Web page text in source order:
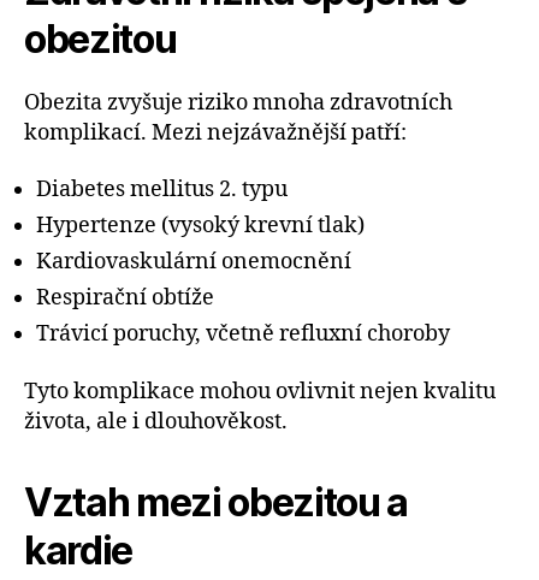
obezitou
Obezita zvyšuje riziko mnoha zdravotních
komplikací. Mezi nejzávažnější patří:
Diabetes mellitus 2. typu
Hypertenze (vysoký krevní tlak)
Kardiovaskulární onemocnění
Respirační obtíže
Trávicí poruchy, včetně refluxní choroby
Tyto komplikace mohou ovlivnit nejen kvalitu
života, ale i dlouhověkost.
Vztah mezi obezitou a
kardie